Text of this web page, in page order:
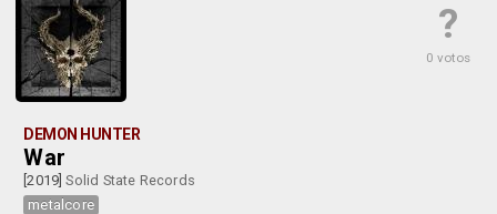
?
0 votos
DEMON HUNTER
War
[2019]Solid State Records
metalcore